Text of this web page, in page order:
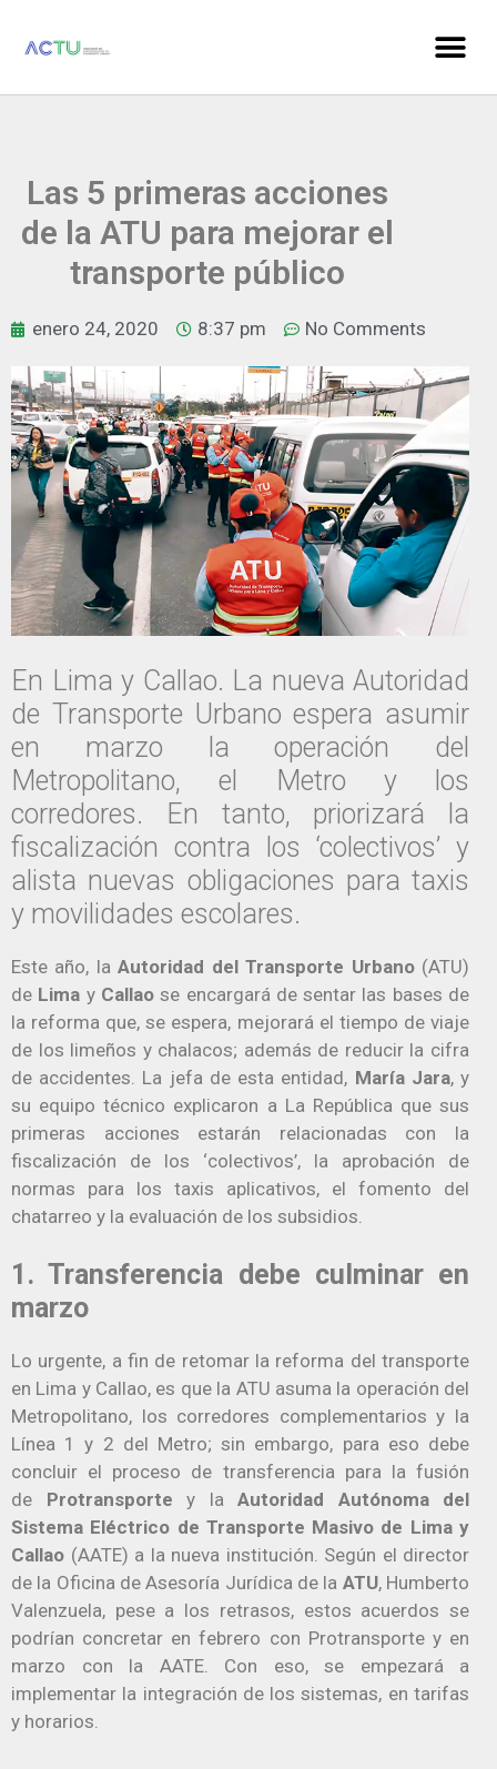
Las 5 primeras acciones
de la ATU para mejorar el
transporte público
enero 24, 2020 8:37 pm No Comments
En Lima y Callao. La nueva Autoridad
de Transporte Urbano espera asumir
en marzo la operación del
Metropolitano, el Metro y los
corredores. En tanto, priorizará la
fiscalización contra los ‘colectivos’ y
alista nuevas obligaciones para taxis
y movilidades escolares.
Este año, laAutoridad del Transporte Urbano(ATU)
de Lima y Callaose encargará de sentar las bases de
la reforma que, se espera, mejorará el tiempo de viaje
de los limeños y chalacos; además de reducir la cifra
de accidentes. La jefa de esta entidad, María Jara, y
su equipo técnico explicaron a La República que sus
primeras acciones estarán relacionadas con la
fiscalización de los ‘colectivos’, la aprobación de
normas para los taxis aplicativos, el fomento del
chatarreo y la evaluación de los subsidios.
1. Transferencia debe culminar en
marzo
Lo urgente, a fin de retomar la reforma del transporte
en Lima y Callao, es que la ATU asuma la operación del
Metropolitano, los corredores complementarios y la
Línea 1 y 2 del Metro; sin embargo, para eso debe
concluir el proceso de transferencia para la fusión
de Protransporte y la Autoridad Autónoma del
Sistema Eléctrico de Transporte Masivo de Lima y
Callao (AATE) a la nueva institución. Según el director
de la Oficina de Asesoría Jurídica de la ATU, Humberto
Valenzuela, pese a los retrasos, estos acuerdos se
podrían concretar en febrero con Protransporte y en
marzo con la AATE. Con eso, se empezará a
implementar la integración de los sistemas, en tarifas
y horarios.